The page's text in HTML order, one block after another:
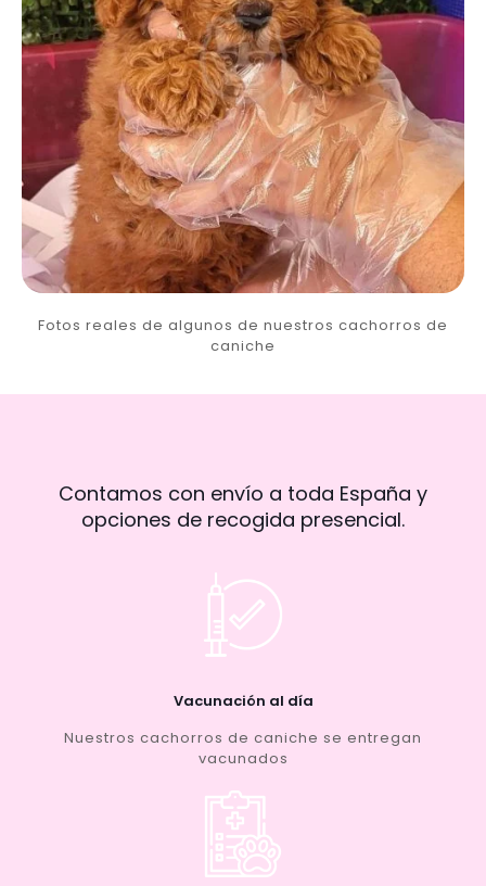
Fotos reales de algunos de nuestros cachorros de
caniche
Contamos con envío a toda España y
opciones de recogida presencial.
Vacunación al día
Nuestros cachorros de caniche se entregan
vacunados